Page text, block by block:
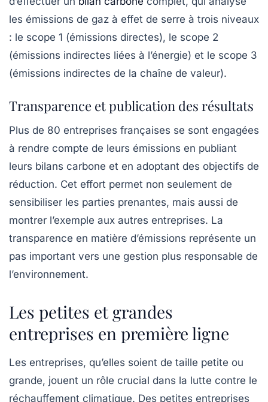
les émissions de gaz à effet de serre à trois niveaux
: le scope 1 (émissions directes), le scope 2
(émissions indirectes liées à l’énergie) et le scope 3
(émissions indirectes de la chaîne de valeur).
Transparence et publication des résultats
Plus de 80 entreprises françaises se sont engagées
à rendre compte de leurs émissions en publiant
leurs bilans carbone et en adoptant des objectifs de
réduction. Cet effort permet non seulement de
sensibiliser les parties prenantes, mais aussi de
montrer l’exemple aux autres entreprises. La
transparence en matière d’émissions représente un
pas important vers une gestion plus responsable de
l’environnement.
Les petites et grandes
entreprises en première ligne
Les entreprises, qu’elles soient de taille petite ou
grande, jouent un rôle crucial dans la lutte contre le
réchauffement climatique. Des petites entreprises